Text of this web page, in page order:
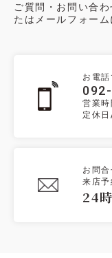
ご質問・お問い合
たはメールフォー
お電
営業
定休
お問
来店
24